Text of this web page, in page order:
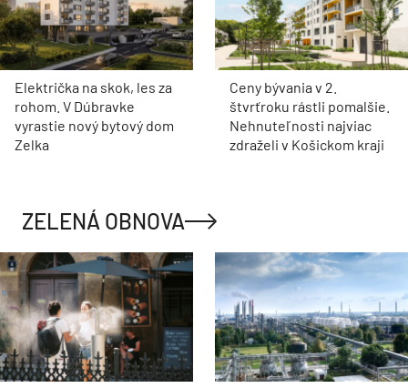
Električka na skok, les za
rohom. V Dúbravke
vyrastie nový bytový dom
Zelka
Ceny bývania v 2.
štvrťroku rástli pomalšie.
Nehnuteľnosti najviac
zdraželi v Košickom kraji
ZELENÁ OBNOVA